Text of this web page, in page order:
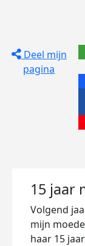
Deel mijn
pagina
15 jaar
Volgend
mijn
haar 15